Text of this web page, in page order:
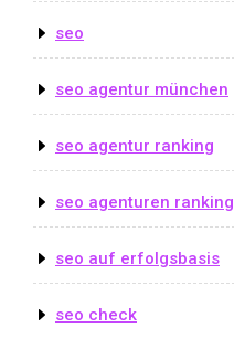
seo
seo agentur münchen
seo agentur ranking
seo agenturen ranking
seo auf erfolgsbasis
seo check